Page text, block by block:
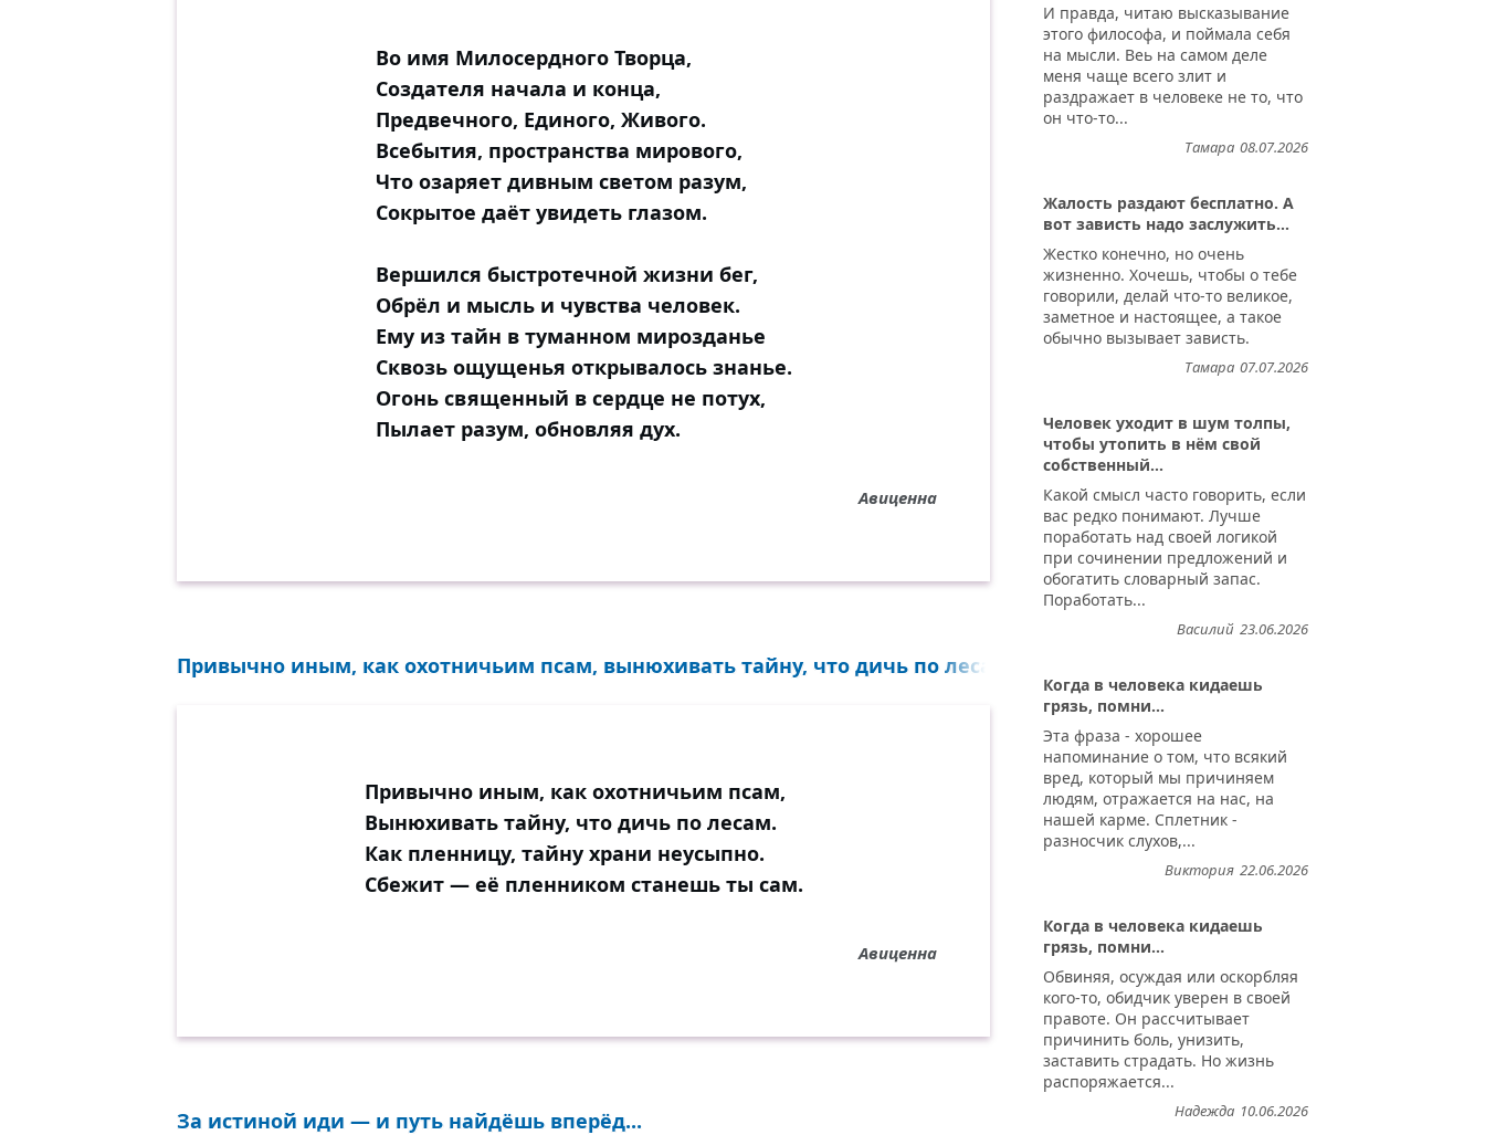
Во имя Милосердного Творца,
Создателя начала и конца,
Предвечного, Единого, Живого.
Всебытия, пространства мирового,
Что озаряет дивным светом разум,
Сокрытое даёт увидеть глазом.
Вершился быстротечной жизни бег,
Обрёл и мысль и чувства человек.
Ему из тайн в туманном мирозданье
Сквозь ощущенья открывалось знанье.
Огонь священный в сердце не потух,
Пылает разум, обновляя дух.
Авиценна
Привычно иным, как охотничьим псам, вынюхивать тайну, что дичь по лесам...
Привычно иным, как охотничьим псам,
Вынюхивать тайну, что дичь по лесам.
Как пленницу, тайну храни неусыпно.
Сбежит — её пленником станешь ты сам.
Авиценна
За истиной иди — и путь найдёшь вперёд...
И правда, читаю высказывание
этого философа, и поймала себя
на мысли. Веь на самом деле
меня чаще всего злит и
раздражает в человеке не то, что
он что-то...
08.07.2026
Тамара
Жалость раздают бесплатно. А
вот зависть надо заслужить...
Жестко конечно, но очень
жизненно. Хочешь, чтобы о тебе
говорили, делай что-то великое,
заметное и настоящее, а такое
обычно вызывает зависть.
07.07.2026
Тамара
Человек уходит в шум толпы,
чтобы утопить в нём свой
собственный...
Какой смысл часто говорить, если
вас редко понимают. Лучше
поработать над своей логикой
при сочинении предложений и
обогатить словарный запас.
Поработать...
23.06.2026
Василий
Когда в человека кидаешь
грязь, помни...
Эта фраза - хорошее
напоминание о том, что всякий
вред, который мы причиняем
людям, отражается на нас, на
нашей карме. Сплетник -
разносчик слухов,...
22.06.2026
Виктория
Когда в человека кидаешь
грязь, помни...
Обвиняя, осуждая или оскорбляя
кого-то, обидчик уверен в своей
правоте. Он рассчитывает
причинить боль, унизить,
заставить страдать. Но жизнь
распоряжается...
10.06.2026
Надежда